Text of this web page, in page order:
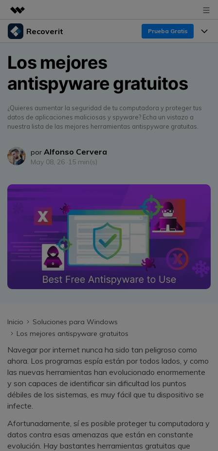
Productos destacados
Utilidades
Empresas
Resumen
Soluciones
Quiénes somos
Sala de prensa
Tienda
Soporte
Recoverit Prueba Gratis
Productos
Recoverit para Windows
Líder en recuperación para Windows
Pruébalo Gratis
Recupera datos ilimitados del sistema Mac
Pruébalo Gratis
Recoverit Gratis
Recupera datos perdidos/eliminados gratis
Pruébalo Gratis
Otros Productos
Repairit - Reparar Datos
UBackit - Respaldar Datos
Funciones
Recuperar de Unidades
Recuperar Medios Borrados
Soluciones de Recuperación Exclusivas
Escenarios de Pérdida de Datos
VER TODAS LAS FUNCIONES
Recursos
Por qué Recoverit
Experto en Recuperación de Datos
Temas Destacados
Guía
DESCARGAR Sign In
search
Los mejores
antispyware gratuitos
¿Quieres aumentar la seguridad de tu computadora y proteger tus
datos de aplicaciones maliciosas y spyware? Echa un vistazo a
nuestra lista de las mejores herramientas antispyware gratuitas.
por Alfonso Cervera
May 08, 26 ·15 min(s)
Inicio
Soluciones para Windows
Los mejores antispyware gratuitos
Navegar por internet nunca ha sido tan peligroso como
ahora. Los programas espía están por todos lados, y como
las nuevas herramientas han evolucionado enormemente
y son capaces de identificar sin dificultad los puntos
débiles de los sistemas, es muy fácil que tu dispositivo se
infecte.
Afortunadamente, sí es posible proteger tu computadora y
datos contra esas amenazas que están en constante
evolución. Hay bastantes herramientas gratuitas que